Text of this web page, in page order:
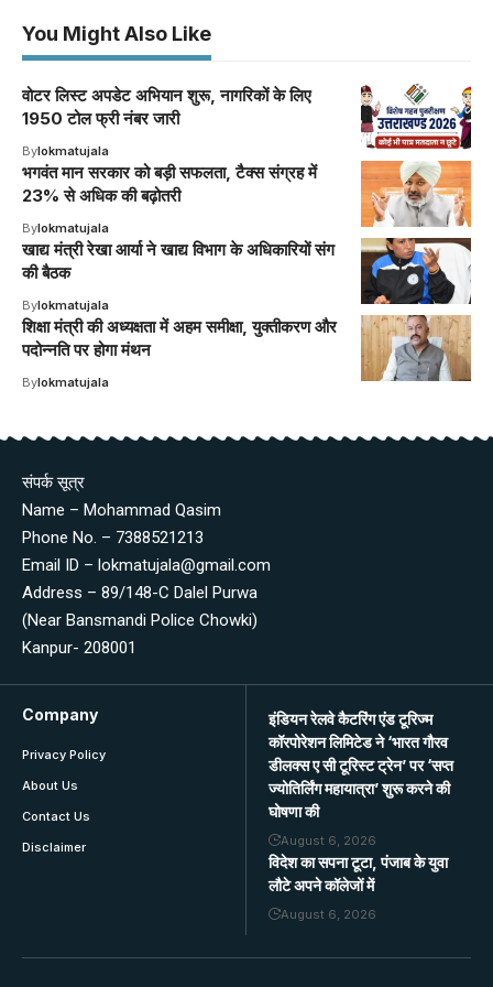
You Might Also Like
वोटर लिस्ट अपडेट अभियान शुरू, नागरिकों के लिए
1950 टोल फ्री नंबर जारी
Bylokmatujala
भगवंत मान सरकार को बड़ी सफलता, टैक्स संग्रह में
23% से अधिक की बढ़ोतरी
Bylokmatujala
खाद्य मंत्री रेखा आर्या ने खाद्य विभाग के अधिकारियों संग
की बैठक
Bylokmatujala
शिक्षा मंत्री की अध्यक्षता में अहम समीक्षा, युक्तीकरण और
पदोन्नति पर होगा मंथन
Bylokmatujala
संपर्क सूत्र
Name – Mohammad Qasim
Phone No. – 7388521213
Email ID – lokmatujala@gmail.com
Address – 89/148-C Dalel Purwa
(Near Bansmandi Police Chowki)
Kanpur- 208001
Company
Privacy Policy
About Us
Contact Us
Disclaimer
इंडियन रेलवे कैटरिंग एंड टूरिज्म
कॉरपोरेशन लिमिटेड ने ‘भारत गौरव
डीलक्स ए सी टूरिस्ट ट्रेन’ पर ‘सप्त
ज्योतिर्लिंग महायात्रा’ शुरू करने की
घोषणा की
August 6, 2026
विदेश का सपना टूटा, पंजाब के युवा
लौटे अपने कॉलेजों में
August 6, 2026